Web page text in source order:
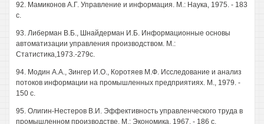
92. Мамиконов А.Г. Управление и информация. М.: Наука, 1975. - 183
с.
93. Либерман В.Б., Шнайдерман И.Б. Информационные основы
автоматизации управления производством. М.:
Статистика,1973.-279с.
94. Модин A.A., Зингер И.О., Коротяев М.Ф. Исследование и анализ
потоков информации на промышленных предприятиях. М., 1979. -
150 с.
95. Олигин-Нестеров В.И. Эффективность управленческого труда в
промышленном производстве. М.: Экономика, 1967. - 186 с.